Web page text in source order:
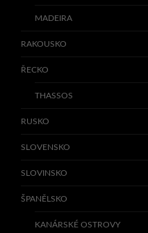
MADEIRA
RAKOUSKO
ŘECKO
THASSOS
RUSKO
SLOVENSKO
SLOVINSKO
ŠPANĚLSKO
KANÁRSKÉ OSTROVY